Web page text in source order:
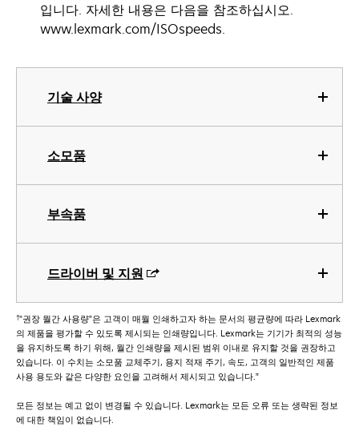
기술 사양
소모품
부속품
드라이버 및 지원
입니다. 자세한 내용은 다음을 참조하십시오.
www.lexmark.com/ISOspeeds.
†"권장 월간 사용량”은 고객이 매월 인쇄하고자 하는 문서의 평균량에 따라 Lexmark
의 제품을 평가할 수 있도록 제시되는 인쇄량입니다. Lexmark는 기기가 최적의 성능
을 유지하도록 하기 위해, 월간 인쇄량을 제시된 범위 이내로 유지할 것을 권장하고
있습니다. 이 수치는 소모품 교체주기, 용지 적재 주기, 속도, 고객의 일반적인 제품
사용 용도와 같은 다양한 요인을 고려해서 제시되고 있습니다.”
모든 정보는 예고 없이 변경될 수 있습니다. Lexmark는 모든 오류 또는 생략된 정보
에 대한 책임이 없습니다.